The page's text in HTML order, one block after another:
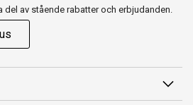
del av stående rabatter och erbjudanden.